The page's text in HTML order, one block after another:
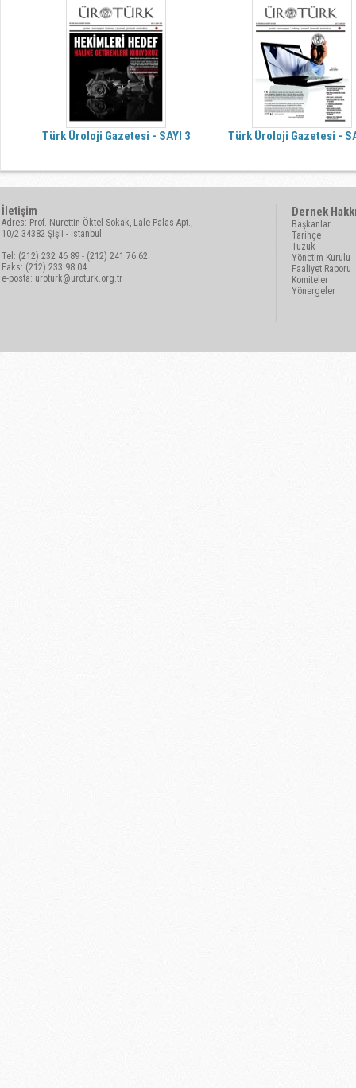
Türk Üroloji Gazetesi - SAYI 3 Türk Üroloji Gazetesi -
İletişim
Adres: Prof. Nurettin Öktel Sokak, Lale Palas Apt.,
10/2 34382 Şişli - İstanbul
Tel: (212) 232 46 89 - (212) 241 76 62
Faks: (212) 233 98 04
e-posta: uroturk@uroturk.org.tr
Dernek
Başkanlar
Tarihçe
Tüzük
Yönetim Kurulu
Faaliyet Raporu
Komiteler
Yönergeler